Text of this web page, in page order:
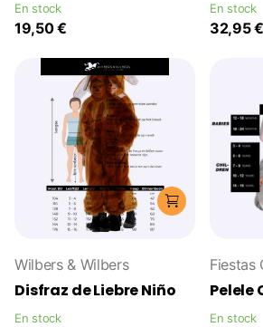
En stock
19,50 €
En stock
32,95 €
Wilbers & Wilbers
Disfraz de Liebre Niño
En stock
Fiestas
Pelele
En stock